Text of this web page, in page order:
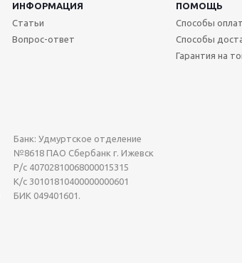
Банк: Удмуртское отделение
№8618 ПАО Сбербанк г. Ижевск
Р/с 40702810068000015315
К/с 30101810400000000601
БИК 049401601.
ИНФОРМАЦИЯ
ПОМОЩЬ
Статьи
Вопрос-ответ
Способы
Способы
Гарантия на